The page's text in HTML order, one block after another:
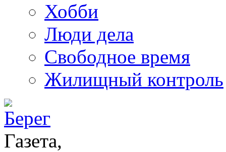
Хобби
Люди дела
Свободное время
Жилищный контроль
Газета,